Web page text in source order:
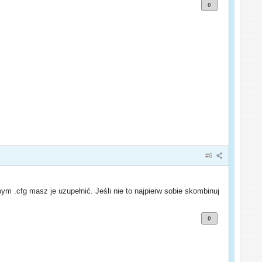
0
#6
.cfg masz je uzupełnić. Jeśli nie to najpierw sobie skombinuj
0